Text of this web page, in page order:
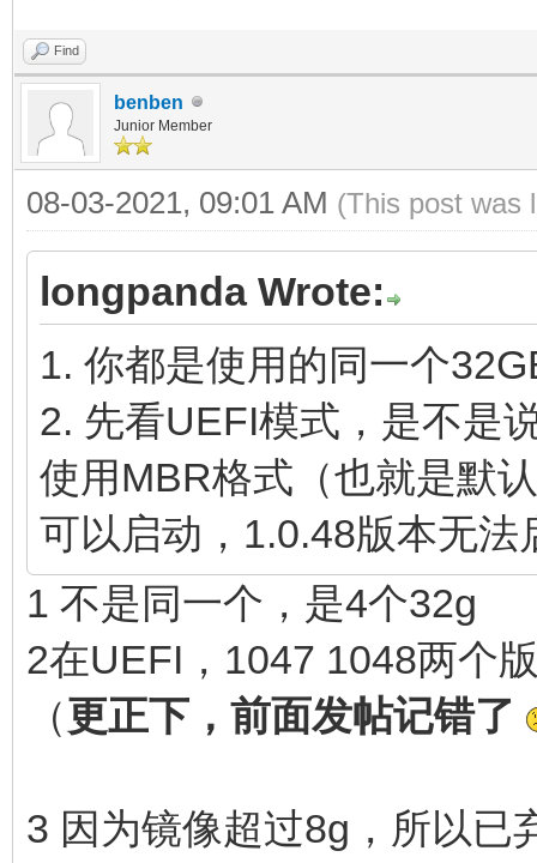
Find
benben
Junior Member
08-03-2021, 09:01 AM (This post was
longpanda Wrote:
1. 你都是使用的同一个
2. 先看UEFI模式，是不是
使用MBR格式（也就是默
可以启动，1.0.48版本无法
1 不是同一个，是4个32g
2在UEFI，1047 1048两个
（更正下，前面发帖记错了
3 因为镜像超过8g，所以已